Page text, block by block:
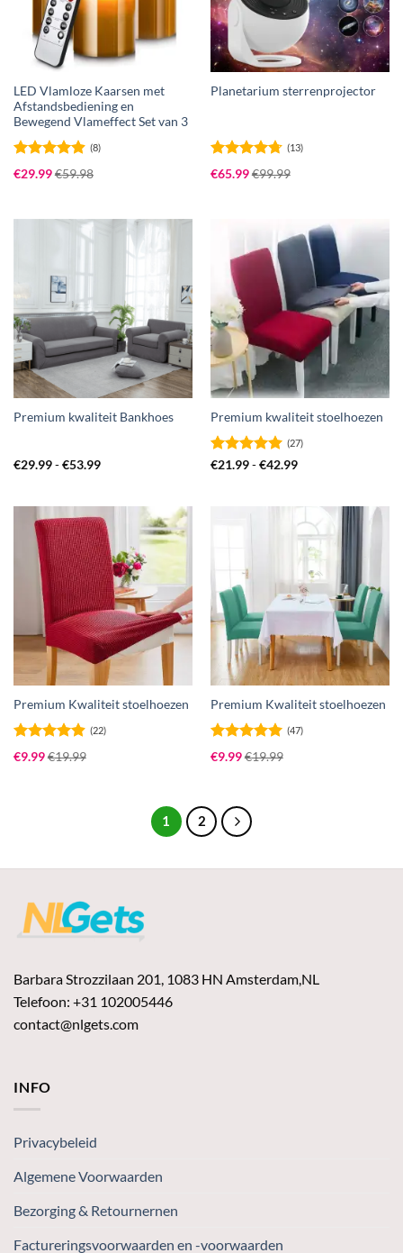
LED Vlamloze Kaarsen met
Afstandsbediening en
Bewegend Vlameffect Set van 3
Gewaardeerd
4.88uit 5
(8)
€29.99€59.98
Planetarium sterrenprojector
Gewaardeerd
4.69uit 5
(13)
€65.99€99.99
Premium kwaliteit Bankhoes
€29.99 - €53.99Prijsklasse:
Premium kwaliteit stoelhoezen
Gewaardeerd
(27)
€21.99 - €42.99Prijsklasse:
Premium Kwaliteit stoelhoezen
Gewaardeerd
4.91 uit 5
(22)
€9.99€19.99
Premium Kwaliteit stoelhoezen
Gewaardeerd
4.94 uit 5
(47)
€9.99€19.99
1 2
Barbara Strozzilaan 201, 1083 HN Amsterdam,NL
Telefoon: +31 102005446
contact@nlgets.com
INFO
Privacybeleid
Algemene Voorwaarden
Bezorging & Retournernen
Factureringsvoorwaarden en -voorwaarden